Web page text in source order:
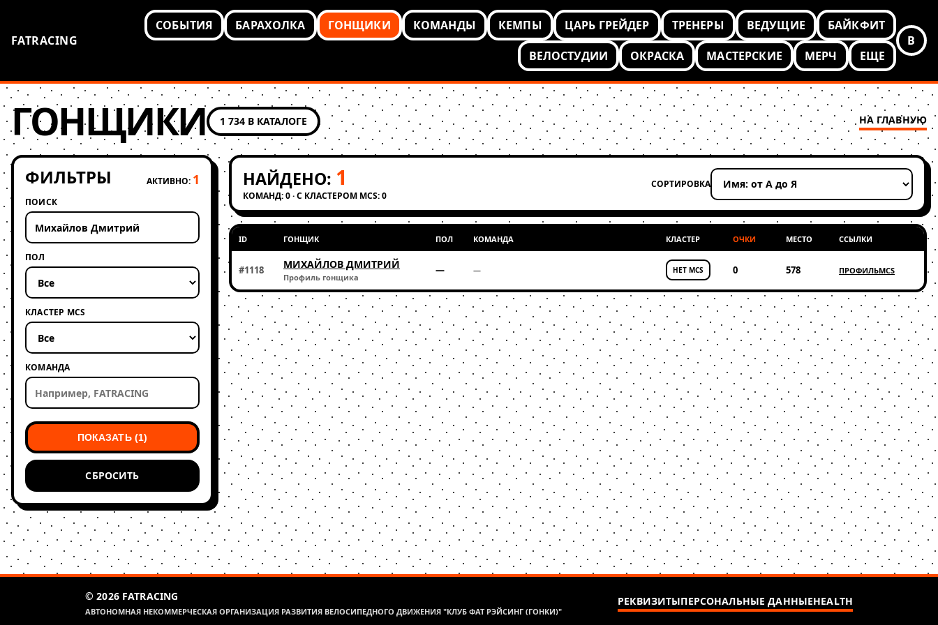
FATRACING
СОБЫТИЯ БАРАХОЛКА ГОНЩИКИ КОМАНДЫ КЕМПЫ ЦАРЬ ГРЕЙДЕР ТРЕНЕРЫ ВЕДУЩИЕ
БАЙКФИТ
ВЕЛОСТУДИИ
ОКРАСКА МАСТЕРСКИЕ МЕРЧ ЕЩЕ
В
ГОНЩИКИ 1 734 В КАТАЛОГЕ НА ГЛАВНУЮ
ФИЛЬТРЫ АКТИВНО: 1
ПОИСК
ПОЛ
КЛАСТЕР MCS
КОМАНДА
ПОКАЗАТЬ (1)
СБРОСИТЬ
НАЙДЕНО: 1
КОМАНД: 0 · С КЛАСТЕРОМ MCS: 0
СОРТИРОВКА
Применить сортировку
ID ГОНЩИК ПОЛ КОМАНДА КЛАСТЕР ОЧКИ МЕСТО ССЫЛКИ
#1118 МИХАЙЛОВ ДМИТРИЙ
Профиль гонщика
— — НЕТ MCS 0 578 ПРОФИЛЬMCS
© 2026 FATRACING
АВТОНОМНАЯ НЕКОММЕРЧЕСКАЯ ОРГАНИЗАЦИЯ РАЗВИТИЯ ВЕЛОСИПЕДНОГО ДВИЖЕНИЯ "КЛУБ ФАТ РЭЙСИНГ (ГОНКИ)"
РЕКВИЗИТЫПЕРСОНАЛЬНЫЕ ДАННЫЕHEALTH